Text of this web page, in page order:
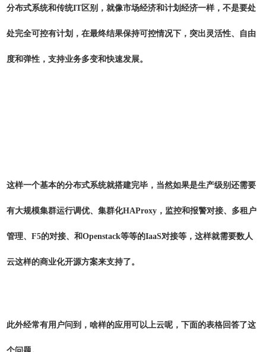
分布式系统和传统IT区别，就像市场经济和计划经济一样，不是要处
处完全可控有计划，在最终结果保持可控情况下，突出灵活性、自由
度和弹性，支持业务多变和快速发展。
这样一个基本的分布式系统就搭建完毕，当然如果是生产级别还需要
有大规模集群运行调优、集群化HAProxy，监控和报警对接、多租户
管理、F5的对接、和Openstack等等的IaaS对接等，这样就需要数人
云这样的商业化开源方案来支持了。
此外经常有用户问到，啥样的应用可以上云呢，下面的表格回答了这